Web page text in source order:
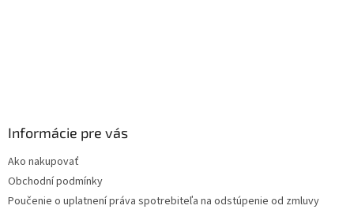
Informácie pre vás
Ako nakupovať
Obchodní podmínky
Poučenie o uplatnení práva spotrebiteľa na odstúpenie od zmluvy